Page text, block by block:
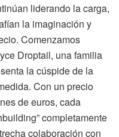
liderando la carga,
la imaginación y
Comenzamos
Droptail, una familia
la cúspide de la
Con un precio
de euros, cada
completamente
colaboración con